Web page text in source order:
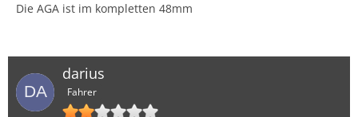
Die AGA ist im kompletten 48mm
darius
Fahrer